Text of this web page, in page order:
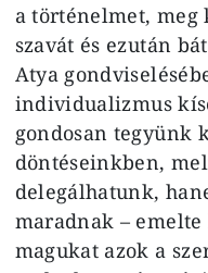
a történelmet,
szavát és ezután
Atya
individualizmus
gondosan tegyünk
döntéseinkben,
delegálhatunk,
maradnak –
magukat azok a